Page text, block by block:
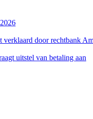
door rechtbank
uitstel van betaling aan